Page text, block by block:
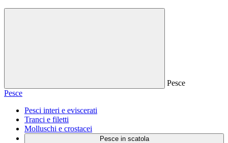
Pesce
Pesce
Pesci interi e eviscerati
Tranci e filetti
Molluschi e crostacei
Pesce in scatola